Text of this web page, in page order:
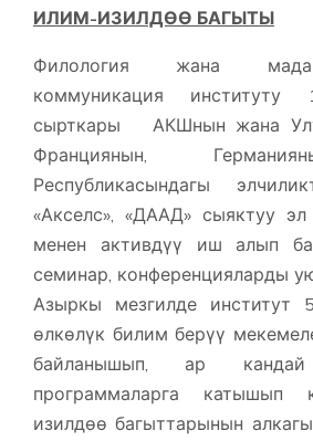
ИЛИМ-ИЗИЛДӨӨ БАГЫТЫ
Филология жана
коммуникация институту
сырткары АКШнын жана
Франциянын,
Республикасындагы
«Акселс», «ДААД» сыяктуу
менен активдүү иш алып
семинар, конференцияларды
Азыркы мезгилде институт
өлкөлүк билим берүү
байланышып, ар
программаларга катышып
изилдөө багыттарынын